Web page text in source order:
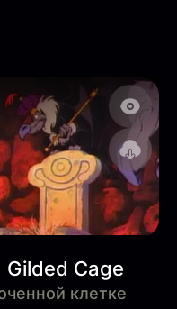
Gilded Cage
клетке